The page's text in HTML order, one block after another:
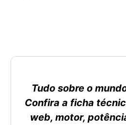
Tudo sobre o
Confira a ficha
web, motor,